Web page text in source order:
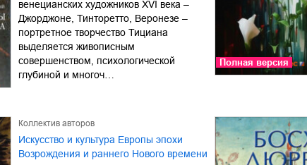
венецианских художников XVI века –
Джорджоне, Тинторетто, Веронезе –
портретное творчество Тициана
выделяется живописным
совершенством, психологической
глубиной и многоч…
Полная версия
Коллектив авторов
Искусство и культура Европы эпохи
Возрождения и раннего Нового времени